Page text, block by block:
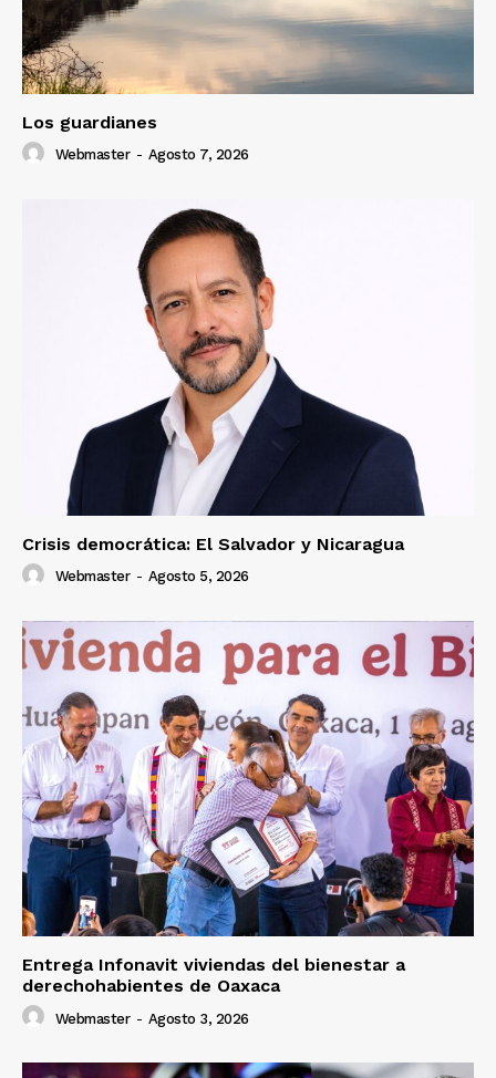
Los guardianes
Webmaster - Agosto 7, 2026
Crisis democrática: El Salvador y Nicaragua
Webmaster - Agosto 5, 2026
Entrega Infonavit viviendas del bienestar a
derechohabientes de Oaxaca
Webmaster - Agosto 3, 2026